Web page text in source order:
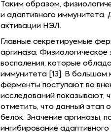
Таким образом,
и адаптивного
активации НЭЛ.
Главные секретируемые
аргиназа.
воспаления, которые
иммунитета [13]. В большом
ферменты поступают во
исследований показывают,
отметить, что данный этап
белок. Значение аргиназы,
ингибирование